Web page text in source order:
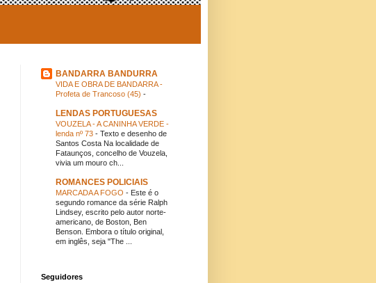
BANDARRA BANDURRA
VIDA E OBRA DE BANDARRA -
Profeta de Trancoso (45) -
LENDAS PORTUGUESAS
VOUZELA - A CANINHA VERDE -
lenda nº 73 - Texto e desenho de
Santos Costa Na localidade de
Fataunços, concelho de Vouzela,
vivia um mouro ch...
ROMANCES POLICIAIS
MARCADA A FOGO - Este é o
segundo romance da série Ralph
Lindsey, escrito pelo autor norte-
americano, de Boston, Ben
Benson. Embora o título original,
em inglês, seja "The ...
Seguidores